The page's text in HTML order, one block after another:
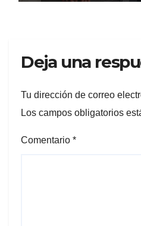
Deja una
Tu dirección de correo
Los campos obligatorios
Comentario *